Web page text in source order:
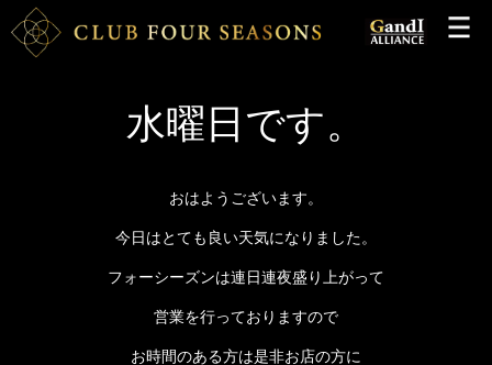
水曜日です。
おはようございます。
今日はとても良い天気になりました。
フォーシーズンは連日連夜盛り上がって
営業を行っておりますので
お時間のある方は是非お店の方に